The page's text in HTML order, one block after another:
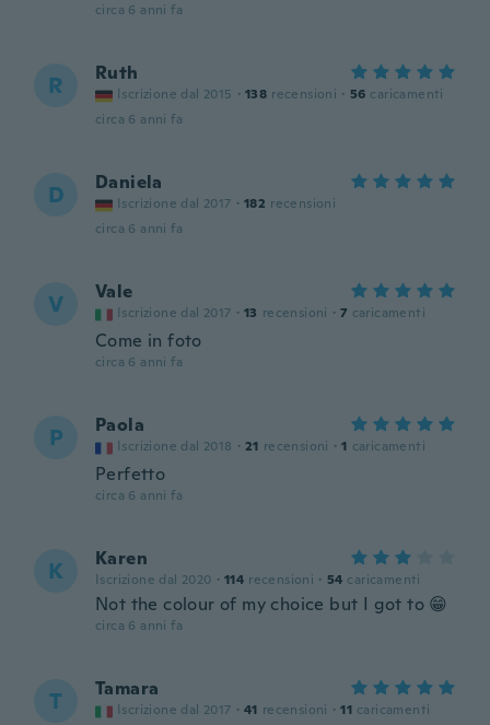
circa 6 anni fa
R Ruth
Iscrizione dal 2015 · 138 recensioni · 56 caricamenti
circa 6 anni fa
D Daniela
Iscrizione dal 2017 · 182 recensioni
circa 6 anni fa
V Vale
Iscrizione dal 2017 · 13 recensioni · 7 caricamenti
Come in foto
circa 6 anni fa
P Paola
Iscrizione dal 2018 · 21 recensioni · 1 caricamenti
Perfetto
circa 6 anni fa
K Karen
Iscrizione dal 2020 · 114 recensioni · 54 caricamenti
Not the colour of my choice but I got to 😁
circa 6 anni fa
T Tamara
Iscrizione dal 2017 · 41 recensioni · 11 caricamenti